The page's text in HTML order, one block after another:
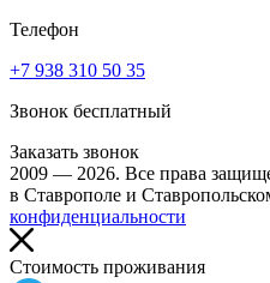
Телефон
+7 938 310 50 35
Звонок бесплатный
Заказать звонок
2009 — 2026. Все права
в Ставрополе и
конфиденциальности
Cтоимость проживания